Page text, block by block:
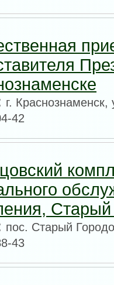
г.
42
Старый
пос. Старый
43